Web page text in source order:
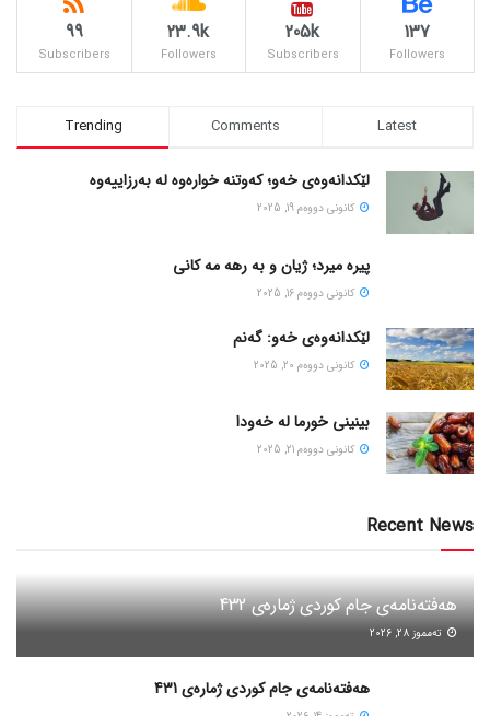
137
Followers
205k
Subscribers
23.9k
Followers
99
Subscribers
Trending Comments Latest
لێکدانەوەی خەو؛ کەوتنە خوارەوە لە بەرزاییەوە
كانونی دووه‌م 19, 2025
پیره میرد؛ ژیان و به رهه مه کانی
كانونی دووه‌م 16, 2025
لێکدانەوەی خەو: گەنم
كانونی دووه‌م 20, 2025
بینینی خورما لە خەودا
كانونی دووه‌م 21, 2025
Recent News
هەفتەنامەی جام کوردی ژمارەی 432
ته‌مموز 28, 2026
هەفتەنامەی جام کوردی ژمارەی 431